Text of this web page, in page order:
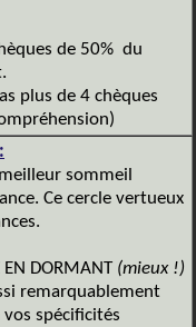
de 50% du
plus de 4 chèques
sommeil
Ce cercle vertueux
DORMANT (mieux !)
remarquablement
spécificités